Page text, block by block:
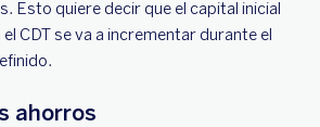
Esto quiere decir que el capital inicial
CDT se va a incrementar durante el
ahorros